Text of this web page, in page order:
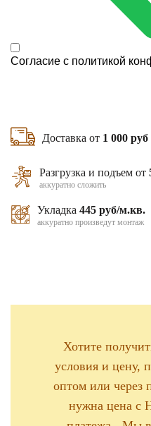
Согласие с политикой
Доставка от 1 000 руб
Разгрузка и подъем от
аккуратно сложить
Укладка 445 руб/м.кв.
аккуратно произведут монтаж
Хотите
условия и цену,
оптом или через
нужна цена с